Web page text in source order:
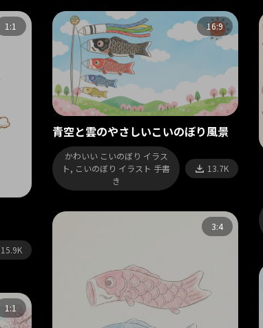
1:1
15.9K
16:9
青空と雲のやさしいこいのぼり風景
かわいい こいのぼり イラス
ト, こいのぼり イラスト 手書
き
13.7K
3:4
1:1